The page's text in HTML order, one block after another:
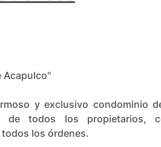
Acapulco"
y exclusivo condominio
de todos los propietarios,
los órdenes.